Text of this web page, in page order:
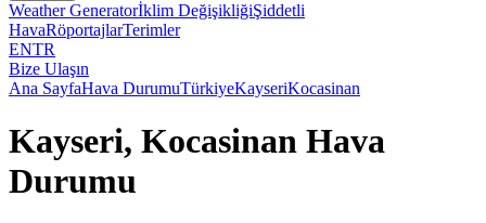
Weather Generatorİklim DeğişikliğiŞiddetli
HavaRöportajlarTerimler
ENTR
Bize Ulaşın
Ana SayfaHava DurumuTürkiyeKayseriKocasinan
Kayseri, Kocasinan Hava
Durumu